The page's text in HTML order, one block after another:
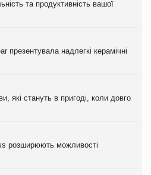
та продуктивність вашої
презентувала надлегкі керамічні
які стануть в пригоді, коли довго
розширюють можливості